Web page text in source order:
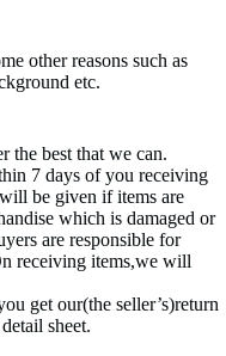
other reasons such as
etc.
the best that we can.
7 days of you receiving
be given if items are
which is damaged or
are responsible for
receiving items,we will
get our(the seller’s)return
sheet.